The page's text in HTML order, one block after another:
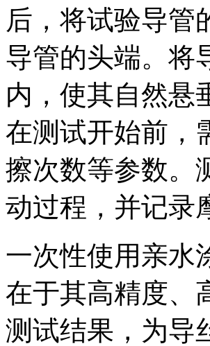
后，将试验导管
导管的头端。将
内，使其自然悬
在测试开始前，
擦次数等参数。
动过程，并记录
一次性使用亲水
在于其高精度、
测试结果，为导